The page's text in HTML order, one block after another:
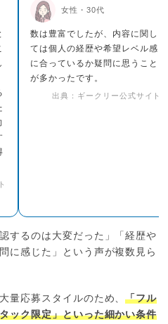
女性・30代
数は豊富でしたが、内容に関し
ては個人の経歴や希望レベル感
に合っているか疑問に思うこと
が多かったです。
出典：ギークリー公式サイト
するのは大変だった」「経歴や
に感じた」という声が複数見ら
量応募スタイルのため、「フル
ック限定」といった細かい条件